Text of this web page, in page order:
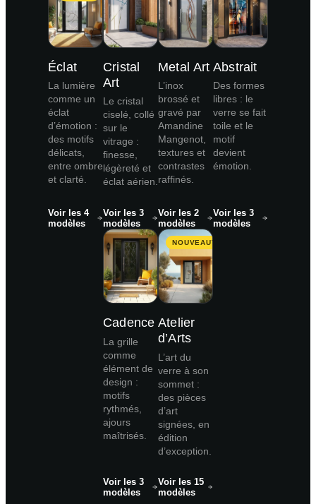
Éclat
La lumière
comme un
éclat
d’émotion :
des motifs
délicats,
entre ombre
et clarté.
Voir les 4
modèles
Cristal
Art
Le cristal
ciselé, collé
sur le
vitrage :
finesse,
légèreté et
éclat aérien.
Voir les 3
modèles
Metal Art
L’inox
brossé et
gravé par
Amandine
Mangenot,
textures et
contrastes
raffinés.
Voir les 2
modèles
Abstrait
Des formes
libres : le
verre se fait
toile et le
motif
devient
émotion.
Voir les 3
modèles
Cadence
La grille
comme
élément de
design :
motifs
rythmés,
ajours
maîtrisés.
Voir les 3
modèles
NOUVEAUTÉ
Atelier
d’Arts
L’art du
verre à son
sommet :
des pièces
d’art
signées, en
édition
d’exception.
Voir les 15
modèles